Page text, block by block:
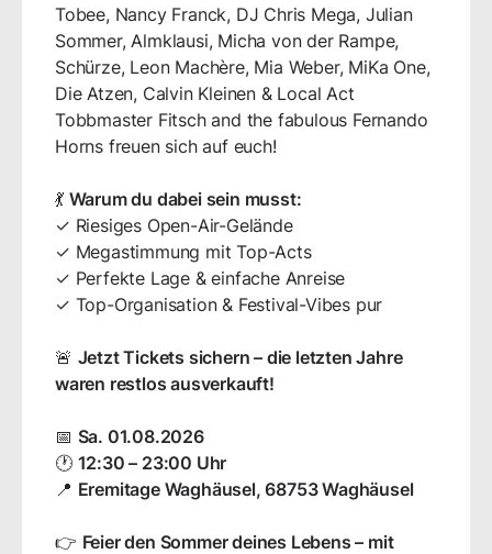
Tobee, Nancy Franck, DJ Chris Mega, Julian
Sommer, Almklausi, Micha von der Rampe,
Schürze, Leon Machère, Mia Weber, MiKa One,
Die Atzen, Calvin Kleinen & Local Act
Tobbmaster Fitsch and the fabulous Fernando
Horns freuen sich auf euch!
💃 Warum du dabei sein musst:
✓ Riesiges Open-Air-Gelände
✓ Megastimmung mit Top-Acts
✓ Perfekte Lage & einfache Anreise
✓ Top-Organisation & Festival-Vibes pur
🚨 Jetzt Tickets sichern – die letzten Jahre
waren restlos ausverkauft!
📅 Sa. 01.08.2026
🕐 12:30 – 23:00 Uhr
📍 Eremitage Waghäusel, 68753 Waghäusel
👉 Feier den Sommer deines Lebens – mit